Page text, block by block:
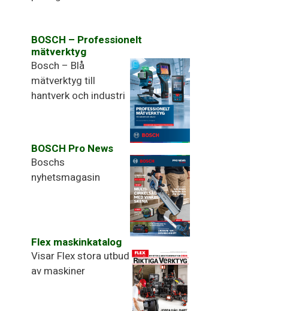
BOSCH – Professionelt
mätverktyg
Bosch – Blå
mätverktyg till
BOSCH Pro News
Boschs
Flex maskinkatalog
Visar Flex stora utbud